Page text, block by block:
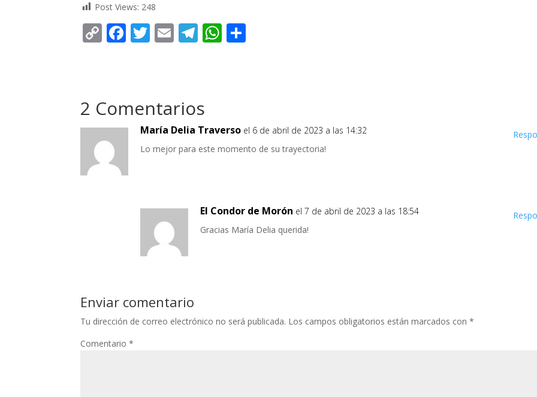
Post Views: 248
C
Li
n
k
F
o
o
T E T
a
m
W
p
p
ti
r
2 Comentarios
María Delia Traverso el 6 de abril de 2023 a las 14:32
Lo mejor para este momento de su trayectoria!
El Condor de Morón el 7 de abril de 2023 a las 18:54
Gracias María Delia querida!
Enviar comentario
Tu dirección de correo electrónico no será publicada. Los campos obligatorios están marcados con*
Comentario*